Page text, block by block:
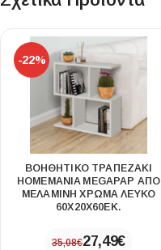
-22%
ΒΟΗΘΗΤΙΚΌ ΤΡΑΠΕΖΆΚΙ
HOMEMANIA MEGAPAP ΑΠΌ
ΜΕΛΑΜΊΝΗ ΧΡΏΜΑ ΛΕΥΚΌ
60X20X60ΕΚ.
35,08€27,49€